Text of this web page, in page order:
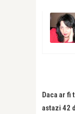
Daca ar fi
astazi 42